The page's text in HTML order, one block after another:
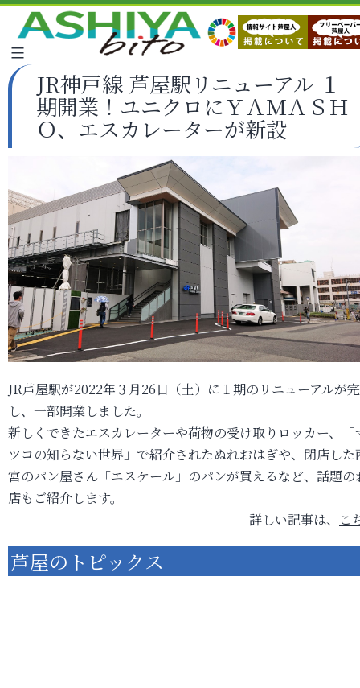
JR神戸線 芦屋駅リニューアル １
期開業！ユニクロにＹＡＭＡＳＨ
Ｏ、エスカレーターが新設
JR芦屋駅が2022年３月26日（土）に１期のリニューアルが
し、一部開業しました。
新しくできたエスカレーターや荷物の受け取りロッカー、「
ツコの知らない世界」で紹介されたぬれおはぎや、閉店した
宮のパン屋さん「エスケール」のパンが買えるなど、話題の
店もご紹介します。
詳しい記事は、
こ
芦屋のトピックス